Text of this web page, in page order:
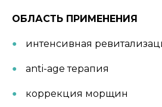
ОБЛАСТЬ ПРИМЕНЕНИЯ
интенсивная
аnti-age терапия
коррекция морщин